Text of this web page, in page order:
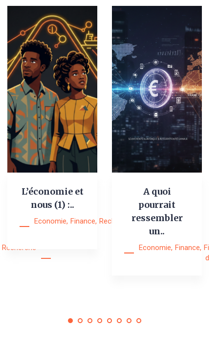
Recherche
L’économie et
nous (1) :..
Economie, Finance, Recherche, Research
Notes
A quoi
pourrait
ressembler
un..
Economie, Finance,